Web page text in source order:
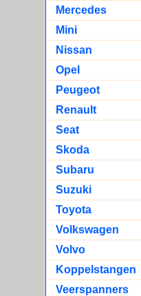
Mercedes
Mini
Nissan
Opel
Peugeot
Renault
Seat
Skoda
Subaru
Suzuki
Toyota
Volkswagen
Volvo
Koppelstangen
Veerspanners